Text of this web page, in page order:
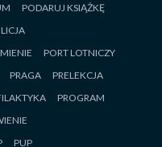
PODARUJ KSIĄŻKĘ
PORT LOTNICZY
PRAGA
PRELEKCJA
PROGRAM
PUP